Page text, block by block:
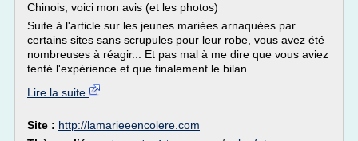
Chinois, voici mon avis (et les photos)
Suite à l'article sur les jeunes mariées arnaquées par
certains sites sans scrupules pour leur robe, vous avez été
nombreuses à réagir... Et pas mal à me dire que vous aviez
tenté l'expérience et que finalement le bilan...
Lire la suite
Site : http://lamarieeencolere.com